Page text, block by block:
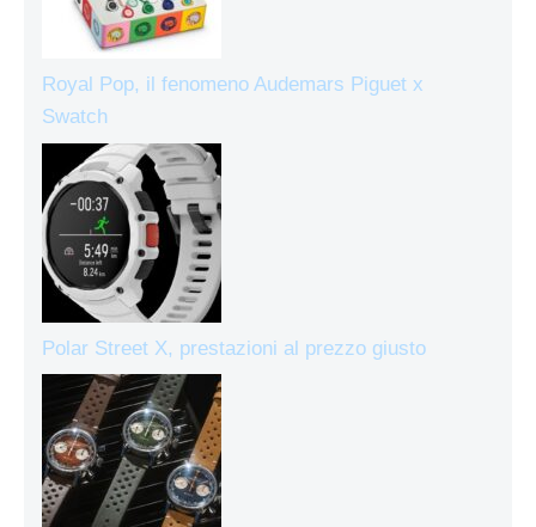
Royal Pop, il fenomeno Audemars Piguet x
Swatch
Polar Street X, prestazioni al prezzo giusto